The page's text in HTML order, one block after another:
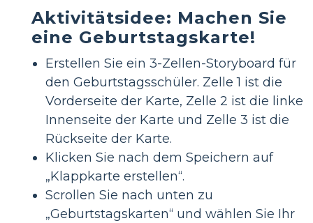
Aktivitätsidee: Machen Sie
eine Geburtstagskarte!
Erstellen Sie ein 3-Zellen-Storyboard für
den Geburtstagsschüler. Zelle 1 ist die
Vorderseite der Karte, Zelle 2 ist die linke
Innenseite der Karte und Zelle 3 ist die
Rückseite der Karte.
Klicken Sie nach dem Speichern auf
„Klappkarte erstellen“.
Scrollen Sie nach unten zu
„Geburtstagskarten“ und wählen Sie Ihr